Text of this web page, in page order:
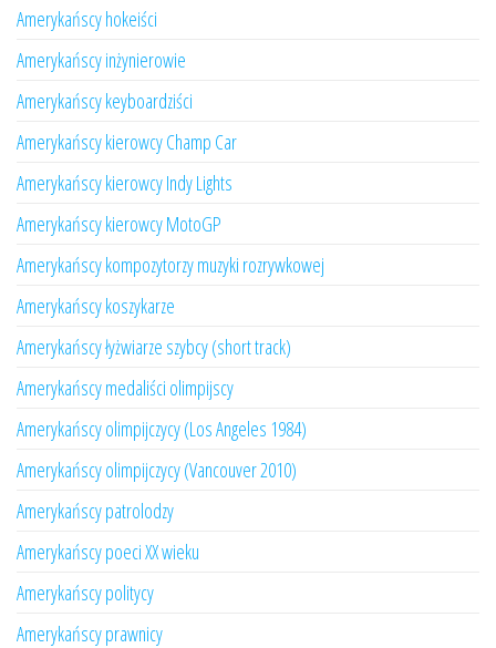
Amerykańscy hokeiści
Amerykańscy inżynierowie
Amerykańscy keyboardziści
Amerykańscy kierowcy Champ Car
Amerykańscy kierowcy Indy Lights
Amerykańscy kierowcy MotoGP
Amerykańscy kompozytorzy muzyki rozrywkowej
Amerykańscy koszykarze
Amerykańscy łyżwiarze szybcy (short track)
Amerykańscy medaliści olimpijscy
Amerykańscy olimpijczycy (Los Angeles 1984)
Amerykańscy olimpijczycy (Vancouver 2010)
Amerykańscy patrolodzy
Amerykańscy poeci XX wieku
Amerykańscy politycy
Amerykańscy prawnicy